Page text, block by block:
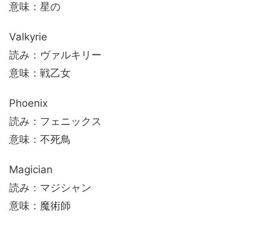
意味：星の
Valkyrie
読み：ヴァルキリー
意味：戦乙女
Phoenix
読み：フェニックス
意味：不死鳥
Magician
読み：マジシャン
意味：魔術師